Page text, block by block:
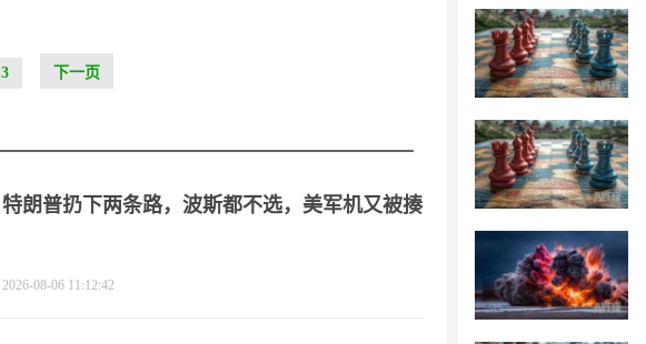
3 下一页
特朗普扔下两条路，波斯都不选，美军机又被揍
2026-08-06 11:12:42